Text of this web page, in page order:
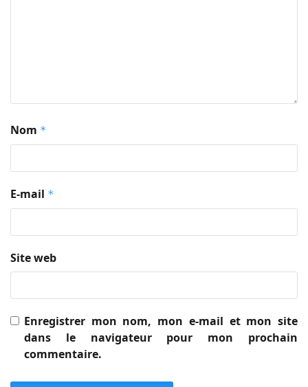
Nom *
E-mail *
Site web
Enregistrer mon nom, mon e-mail et mon site
dans le navigateur pour mon prochain
commentaire.